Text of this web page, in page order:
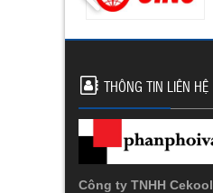
THÔNG TIN LIÊN HỆ
Công ty TNHH Cekool